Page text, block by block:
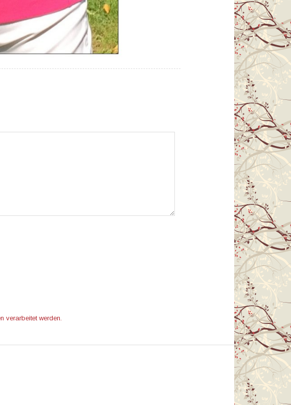
verarbeitet werden.